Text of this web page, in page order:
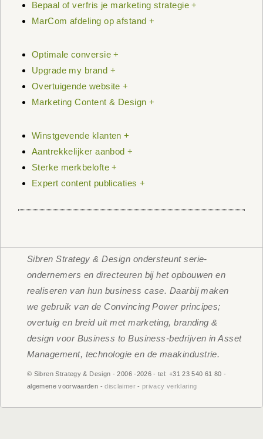
Bepaal of verfris je marketing strategie +
MarCom afdeling op afstand +
Optimale conversie +
Upgrade my brand +
Overtuigende website +
Marketing Content & Design +
Winstgevende klanten +
Aantrekkelijker aanbod +
Sterke merkbelofte +
Expert content publicaties +
Sibren Strategy & Design ondersteunt serie-
ondernemers en directeuren bij het opbouwen en
realiseren van hun business case. Daarbij maken
we gebruik van de Convincing Power principes;
overtuig en breid uit met marketing, branding &
design voor Business to Business-bedrijven in Asset
Management, technologie en de maakindustrie.
© Sibren Strategy & Design - 2006 -2026 - tel: +31 23 540 61 80 -
algemene voorwaarden -disclaimer- privacy verklaring